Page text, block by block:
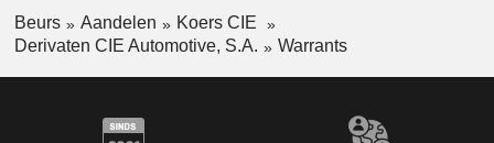
Beurs Aandelen
Koers CIE
Derivaten CIE Automotive, S.A.
Warrants